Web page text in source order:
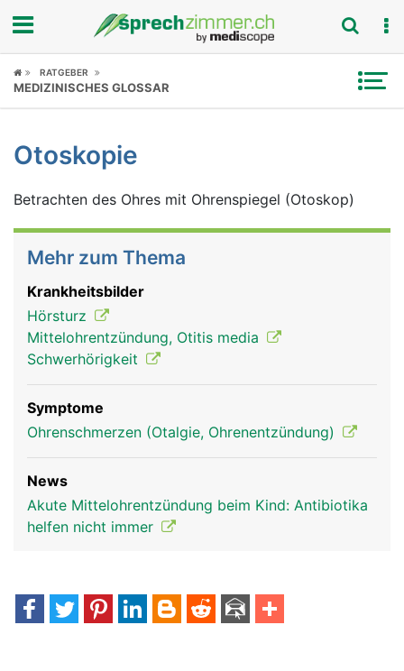
Fokus
Symptome
Untersuchungen
News
Ratgeber
Rubriken
RATGEBER
MEDIZINISCHES GLOSSAR
Otoskopie
Betrachten des Ohres mit Ohrenspiegel (Otoskop)
Mehr zum Thema
Krankheitsbilder
Hörsturz
Mittelohrentzündung, Otitis media
Schwerhörigkeit
Symptome
Ohrenschmerzen (Otalgie, Ohrenentzündung)
News
Akute Mittelohrentzündung beim Kind: Antibiotika
helfen nicht immer